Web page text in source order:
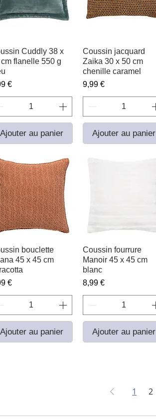
Aperçu rapide
Cuddly 38 x
flanelle 550 g
€
Ajouter au panier
Aperçu rapide
Coussin jacquard
Zaika 30 x 50 cm
chenille caramel
Prix
9,99 €
Ajouter au panier
Aperçu rapide
bouclette
45 x 45 cm
€
Ajouter au panier
Aperçu rapide
Coussin fourrure
Manoir 45 x 45 cm
blanc
Prix
8,99 €
Ajouter au panier
1 2